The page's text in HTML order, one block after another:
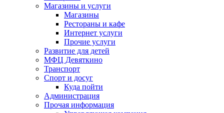
Магазины и услуги
Магазины
Рестораны и кафе
Интернет услуги
Прочие услуги
Развитие для детей
МФЦ Девяткино
Транспорт
Спорт и досуг
Куда пойти
Администрация
Прочая информация